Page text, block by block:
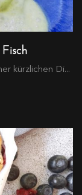
kürzlichen Di...